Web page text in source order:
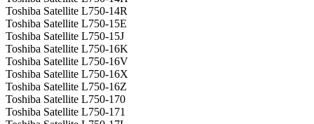
Toshiba Satellite L750-14R
Toshiba Satellite L750-15E
Toshiba Satellite L750-15J
Toshiba Satellite L750-16K
Toshiba Satellite L750-16V
Toshiba Satellite L750-16X
Toshiba Satellite L750-16Z
Toshiba Satellite L750-170
Toshiba Satellite L750-171